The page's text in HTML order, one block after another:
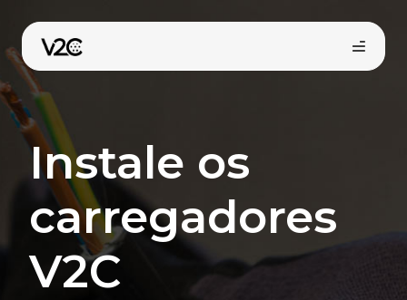
para
o
conteúdo
Loja online
Instale os
carregadores
V2C